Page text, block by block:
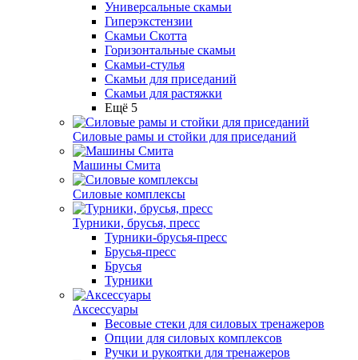
Универсальные скамьи
Гиперэкстензии
Скамьи Скотта
Горизонтальные скамьи
Скамьи-стулья
Скамьи для приседаний
Скамьи для растяжки
Ещё 5
Силовые рамы и стойки для приседаний
Машины Смита
Силовые комплексы
Турники, брусья, пресс
Турники-брусья-пресс
Брусья-пресс
Брусья
Турники
Аксессуары
Весовые стеки для силовых тренажеров
Опции для силовых комплексов
Ручки и рукоятки для тренажеров